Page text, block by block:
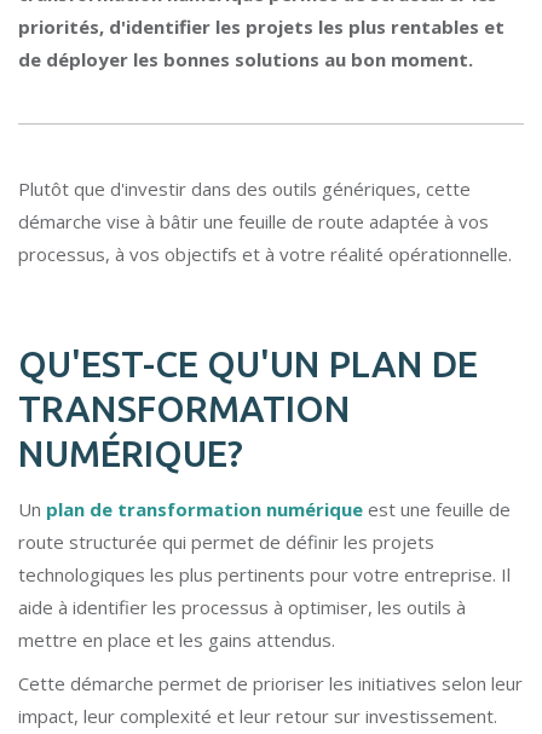
priorités, d'identifier les projets les plus rentables et
de déployer les bonnes solutions au bon moment.
Plutôt que d'investir dans des outils génériques, cette
démarche vise à bâtir une feuille de route adaptée à vos
processus, à vos objectifs et à votre réalité opérationnelle.
QU'EST-CE QU'UN PLAN DE
TRANSFORMATION
NUMÉRIQUE?
Un plan de transformation numérique est une feuille de
route structurée qui permet de définir les projets
technologiques les plus pertinents pour votre entreprise. Il
aide à identifier les processus à optimiser, les outils à
mettre en place et les gains attendus.
Cette démarche permet de prioriser les initiatives selon leur
impact, leur complexité et leur retour sur investissement.